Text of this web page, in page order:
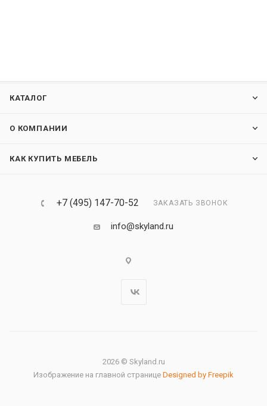
КАТАЛОГ
О КОМПАНИИ
КАК КУПИТЬ МЕБЕЛЬ
+7 (495) 147-70-52 ЗАКАЗАТЬ ЗВОНОК
info@skyland.ru
2026 © Skyland.ru
Изображение на главной странице Designed by Freepik